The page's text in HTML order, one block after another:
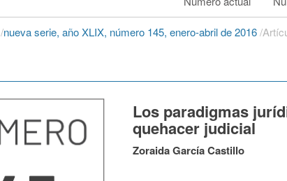
/nueva serie, año XLIX, número 145, enero-abril de 2016/
Los paradigmas
quehacer judicial
Zoraida García Castillo